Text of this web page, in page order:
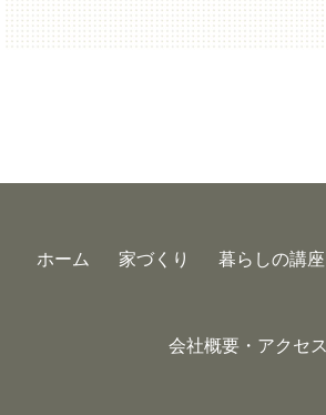
ホーム 家づくり 暮らしの講座
会社概要・アクセス